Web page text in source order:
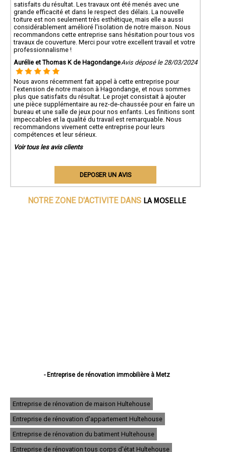
satisfaits du résultat. Les travaux ont été menés avec une
grande efficacité et dans le respect des délais. La nouvelle
toiture est non seulement très esthétique, mais elle a aussi
considérablement amélioré l'isolation de notre maison. Nous
recommandons cette entreprise sans hésitation pour tous vos
travaux de couverture. Merci pour votre excellent travail et votre
professionnalisme !
Aurélie et Thomas K de HagondangeAvis déposé le 28/03/2024
Nous avons récemment fait appel à cette entreprise pour
l'extension de notre maison à Hagondange, et nous sommes
plus que satisfaits du résultat. Le projet consistait à ajouter
une pièce supplémentaire au rez-de-chaussée pour en faire un
bureau et une salle de jeux pour nos enfants. Les finitions sont
impeccables et la qualité du travail est remarquable. Nous
recommandons vivement cette entreprise pour leurs
compétences et leur sérieux.
Voir tous les avis clients
DEPOSER UN AVIS
NOTRE ZONE D'ACTIVITE DANS LA MOSELLE
- Entreprise de rénovation immobilière à Metz
- Entreprise de rénovation immobilière à Sarreguemines
- Entreprise de rénovation immobilière à Forbach
- Entreprise de rénovation immobilière à Saint-Avold
- Entreprise de rénovation immobilière à Yutz
- Entreprise de rénovation immobilière à Hayange
- Entreprise de rénovation immobilière à Creutzwald
Entreprise de rénovation de maison Hultehouse
Entreprise de rénovation d'appartement Hultehouse
Entreprise de rénovation du batiment Hultehouse
Entreprise de rénovation tous corps d'état Hultehouse